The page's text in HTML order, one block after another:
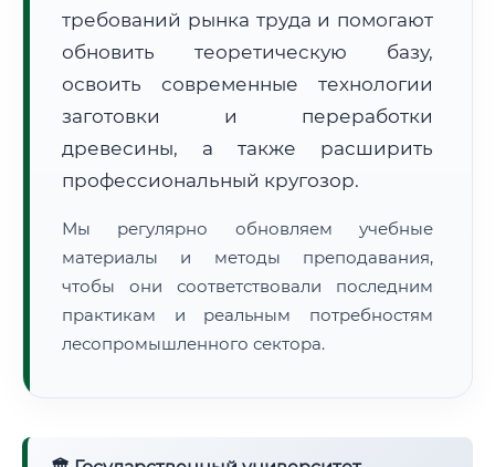
Расчет логистики оригиналов:
• Экспресс-доставка СДЭК / Почтой:3–5 рабочих дней
Нажмите на документ для увеличения и просмотра
требований рынка труда и помогают
обновить теоретическую базу,
освоить современные технологии
заготовки и переработки
древесины, а также расширить
профессиональный кругозор.
Мы регулярно обновляем учебные
материалы и методы преподавания,
чтобы они соответствовали последним
практикам и реальным потребностям
лесопромышленного сектора.